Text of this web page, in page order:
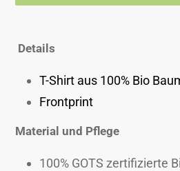
wird
Warenkorb
hinzugefügt
Details
T-Shirt aus 100% Bio
Frontprint
Material und Pflege
100% GOTS zertifizierte